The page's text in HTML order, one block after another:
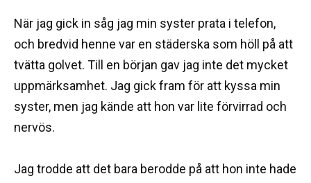
När jag gick in såg jag min syster prata i telefon,
och bredvid henne var en städerska som höll på att
tvätta golvet. Till en början gav jag inte det mycket
uppmärksamhet. Jag gick fram för att kyssa min
syster, men jag kände att hon var lite förvirrad och
nervös.
Jag trodde att det bara berodde på att hon inte hade